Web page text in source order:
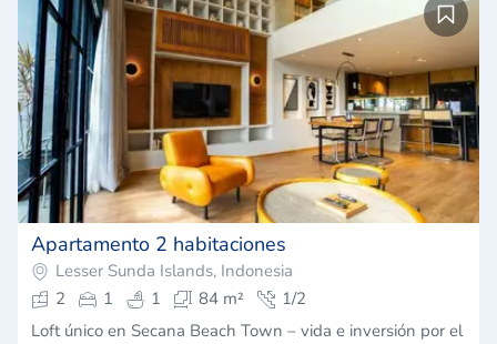
Apartamento 2 habitaciones
Lesser Sunda Islands, Indonesia
2
1 1 84 m²
1/2
Loft único en Secana Beach Town – vida e inversión por el